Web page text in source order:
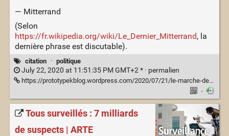
— Mitterrand
(Selon
https://fr.wikipedia.org/wiki/Le_Dernier_Mitterrand, la
dernière phrase est discutable).
citation · politique
July 22, 2020 at 11:51:35 PM GMT+2 * · permalien
https://prototypekblog.wordpress.com/2020/07/21/le-marche-des-masques/
·
Tous surveillés : 7 milliards
de suspects | ARTE